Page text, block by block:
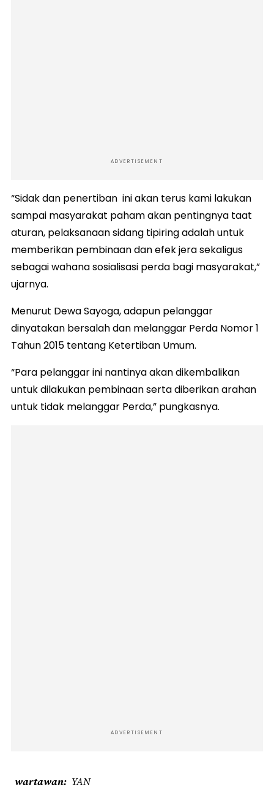
ADVERTISEMENT
“Sidak dan penertiban ini akan terus kami lakukan
sampai masyarakat paham akan pentingnya taat
aturan, pelaksanaan sidang tipiring adalah untuk
memberikan pembinaan dan efek jera sekaligus
sebagai wahana sosialisasi perda bagi masyarakat,”
ujarnya.
Menurut Dewa Sayoga, adapun pelanggar
dinyatakan bersalah dan melanggar Perda Nomor 1
Tahun 2015 tentang Ketertiban Umum.
“Para pelanggar ini nantinya akan dikembalikan
untuk dilakukan pembinaan serta diberikan arahan
untuk tidak melanggar Perda,” pungkasnya.
ADVERTISEMENT
wartawan YAN